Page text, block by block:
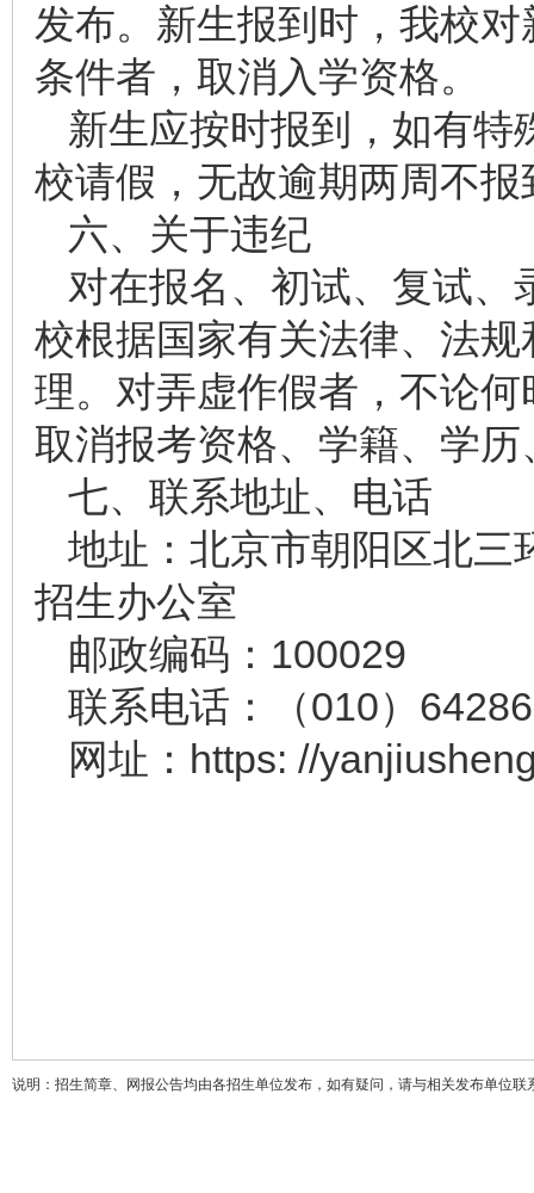
发布。新生报到时，我校
条件者，取消入学资格。
新生应按时报到，如有
校请假，无故逾期两周不
六、关于违纪
对在报名、初试、复试
校根据国家有关法律、法
理。对弄虚作假者，不论
取消报考资格、学籍、学历
七、联系地址、电话
地址：北京市朝阳区北三
招生办公室
邮政编码：100029
联系电话：（010）
网址：https: //
说明：招生简章、网报公告均由各招生单位发布，如有疑问，请与相关发布单位